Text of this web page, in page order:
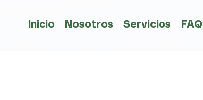
Inicio Nosotros Servicios FAQ